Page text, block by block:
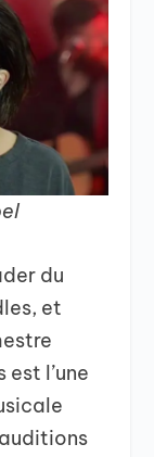
du
et
l’une